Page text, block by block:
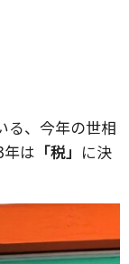
る、今年の世相
は 「税」 に決